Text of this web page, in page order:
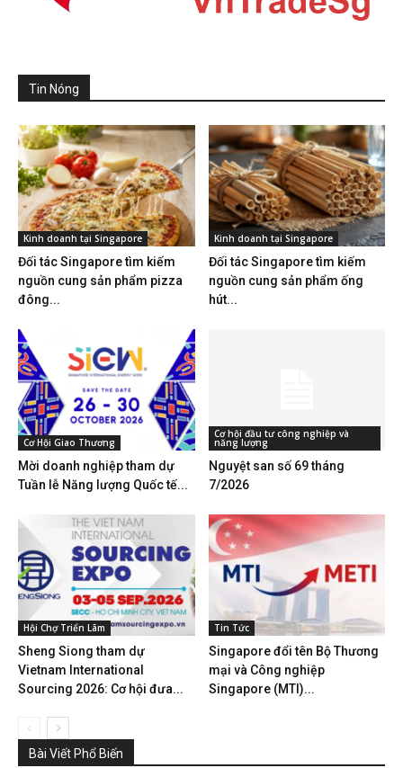
Tin Nóng
Kinh doanh tại Singapore
Đối tác Singapore tìm kiếm
nguồn cung sản phẩm pizza
đông...
Kinh doanh tại Singapore
Đối tác Singapore tìm kiếm
nguồn cung sản phẩm ống
hút...
Cơ Hội Giao Thương
Mời doanh nghiệp tham dự
Tuần lễ Năng lượng Quốc tế...
Cơ hội đầu tư công nghiệp và
năng lượng
Nguyệt san số 69 tháng
7/2026
Hội Chợ Triển Lãm
Sheng Siong tham dự
Vietnam International
Sourcing 2026: Cơ hội đưa...
Tin Tức
Singapore đổi tên Bộ Thương
mại và Công nghiệp
Singapore (MTI)...
Bài Viết Phổ Biến